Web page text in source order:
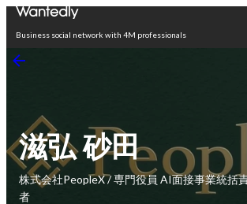
Business social network with 4M professionals
滋弘 砂田
株式会社PeopleX / 専門役員 AI面接事業統括責任
者